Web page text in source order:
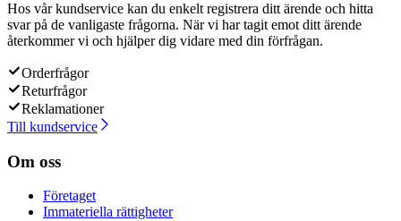
Hos vår kundservice kan du enkelt registrera ditt ärende och hitta
svar på de vanligaste frågorna. När vi har tagit emot ditt ärende
återkommer vi och hjälper dig vidare med din förfrågan.
Orderfrågor
Returfrågor
Reklamationer
Till kundservice
Om oss
Företaget
Immateriella rättigheter